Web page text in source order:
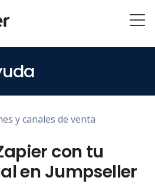
y canales de venta
con tu
en Jumpseller